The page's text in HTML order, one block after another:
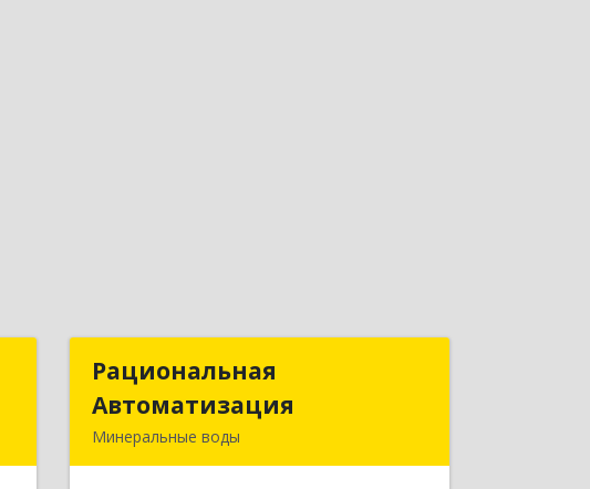
Рациональная
Автоматизация
Минеральные воды
Рациональная
Автоматизация